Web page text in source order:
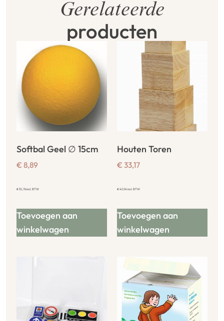
Gerelateerde
producten
Softbal Geel ∅ 15cm
€ 8,89
€10,76incl. BTW
Toevoegen aan
winkelwagen
Houten Toren
€ 33,17
€40,14incl. BTW
Toevoegen aan
winkelwagen